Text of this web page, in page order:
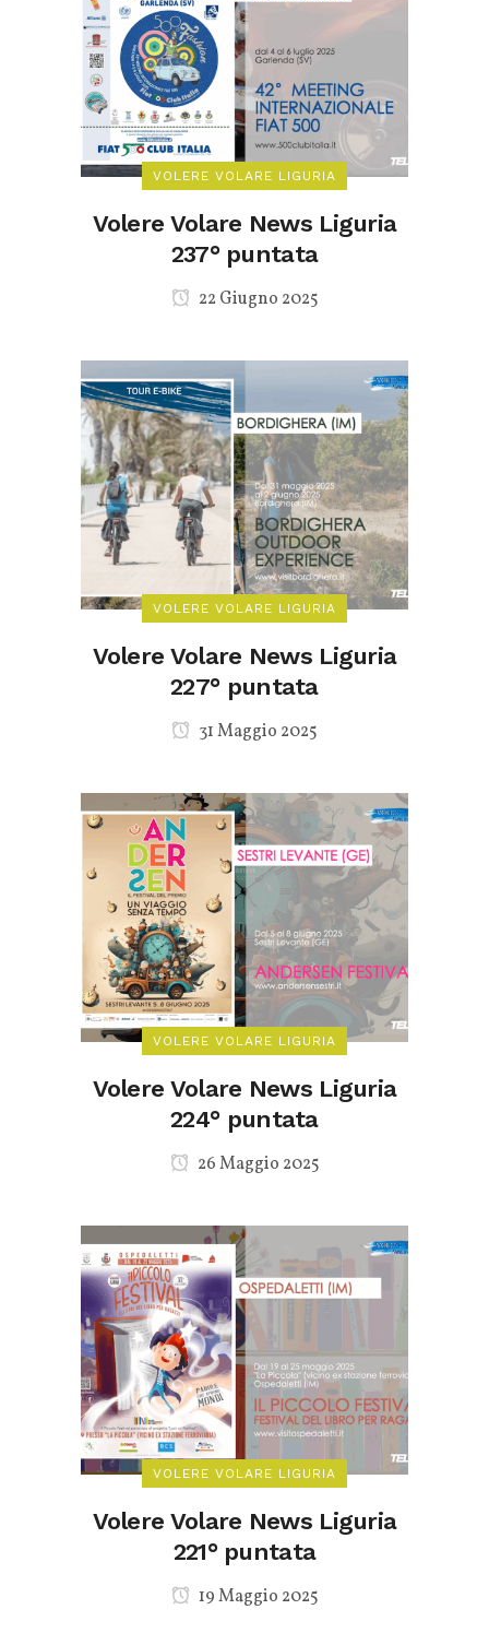
VOLERE VOLARE LIGURIA
Volere Volare News Liguria
237° puntata
22 Giugno 2025
VOLERE VOLARE LIGURIA
Volere Volare News Liguria
227° puntata
31 Maggio 2025
VOLERE VOLARE LIGURIA
Volere Volare News Liguria
224° puntata
26 Maggio 2025
VOLERE VOLARE LIGURIA
Volere Volare News Liguria
221° puntata
19 Maggio 2025